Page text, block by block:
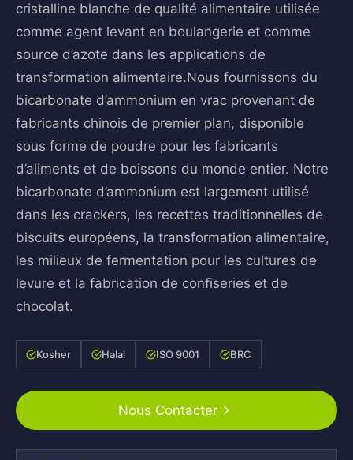
cristalline blanche de qualité alimentaire utilisée
comme agent levant en boulangerie et comme
source d’azote dans les applications de
transformation alimentaire.Nous fournissons du
bicarbonate d’ammonium en vrac provenant de
fabricants chinois de premier plan, disponible
sous forme de poudre pour les fabricants
d’aliments et de boissons du monde entier. Notre
bicarbonate d’ammonium est largement utilisé
dans les crackers, les recettes traditionnelles de
biscuits européens, la transformation alimentaire,
les milieux de fermentation pour les cultures de
levure et la fabrication de confiseries et de
chocolat.
Kosher Halal ISO 9001 BRC
Nous Contacter